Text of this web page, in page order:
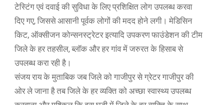
टेस्टिंग एवं दवाई की सुविधा के लिए प्रशिक्षित लोग उपलब्ध करवा
दिए गए, जिससे आसानी पूर्वक लोगों की मदद होने लगी। मेडिसिन
किट, ऑक्सीजन कोन्सनस्ट्रेटर इत्यादि उपकरण फाउंडेशन की टीम
जिले के हर तहसील, ब्लॉक और हर गांव में जरुरत के हिसाब से
उपलब्ध करा रही है।
संजय राय के मुताबिक जब जिले को गाजीपुर से ग्रेटर गाजीपुर की
ओर ले जाना है तब जिले के हर व्यक्ति को अच्छा स्वास्थ्य उपलब्ध